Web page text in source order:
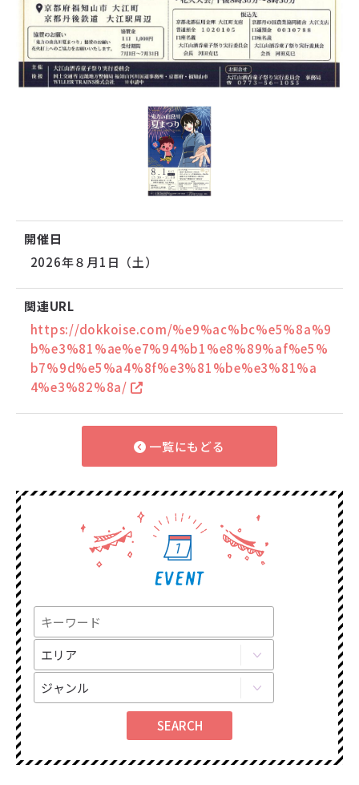
開催日
2026年８月1日（土）
関連URL
https://dokkoise.com/%e9%ac%bc%e5%8a%9
b%e3%81%ae%e7%94%b1%e8%89%af%e5%
b7%9d%e5%a4%8f%e3%81%be%e3%81%a
4%e3%82%8a/
一覧にもどる